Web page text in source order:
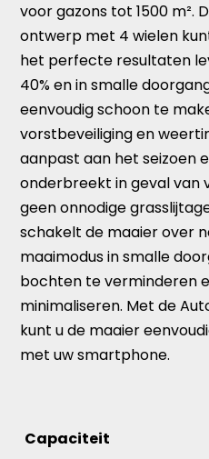
voor gazons tot 1500 m².
ontwerp met 4 wielen
het perfecte resultaten
40% en in smalle
eenvoudig schoon te
vorstbeveiliging en
aanpast aan het seizoen
onderbreekt in geval van
geen onnodige
schakelt de maaier over
maaimodus in smalle
bochten te verminderen
minimaliseren. Met de
kunt u de maaier
met uw smartphone.
Capaciteit